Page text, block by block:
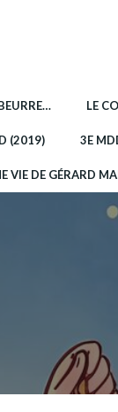
LE
(2019) 3E
VIE DE GÉRARD